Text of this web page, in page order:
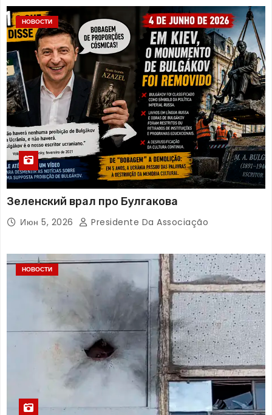
НОВОСТИ
Зеленский врал про Булгакова
Июн 5, 2026 Presidente Da Associação
НОВОСТИ